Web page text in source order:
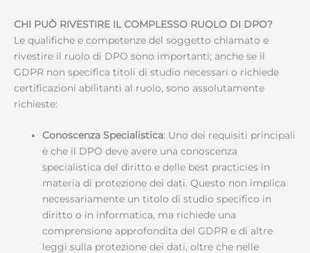
CHI PUÒ RIVESTIRE IL COMPLESSO RUOLO DI DPO?
Le qualifiche e competenze del soggetto chiamato e
rivestire il ruolo di DPO sono importanti; anche se il
GDPR non specifica titoli di studio necessari o richiede
certificazioni abilitanti al ruolo, sono assolutamente
richieste:
Conoscenza Specialistica: Uno dei requisiti principali
è che il DPO deve avere una conoscenza
specialistica del diritto e delle best practicies in
materia di protezione dei dati. Questo non implica
necessariamente un titolo di studio specifico in
diritto o in informatica, ma richiede una
comprensione approfondita del GDPR e di altre
leggi sulla protezione dei dati, oltre che nelle